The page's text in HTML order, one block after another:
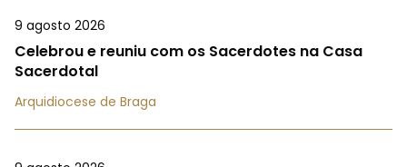
9 agosto 2026
Celebrou e reuniu com os Sacerdotes na Casa
Sacerdotal
Arquidiocese de Braga